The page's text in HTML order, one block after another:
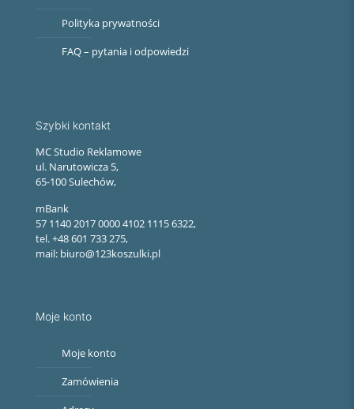
Polityka prywatności
FAQ – pytania i odpowiedzi
Szybki kontakt
MC Studio Reklamowe
ul. Narutowicza 5,
65-100 Sulechów,
mBank
57 1140 2017 0000 4102 1115 6322,
tel. +48 601 733 275,
mail: biuro@123koszulki.pl
Moje konto
Moje konto
Zamówienia